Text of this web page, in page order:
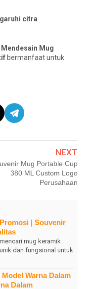
citra
Mendesain Mug
bermanfaat untuk
NEXT
Mug Portable Cup
380 ML Custom Logo
Perusahaan
| Souvenir
mug keramik
dan fungsional untuk
Warna Dalam
Dalam